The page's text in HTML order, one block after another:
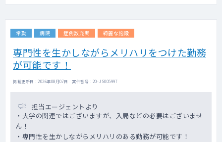
救急指定はございませんが、かかりつけ患者
常勤 病院 症例数充実 綺麗な施設
専門性を生かしながらメリハリをつけた勤務
が可能です！
掲載更新日 : 2026年08月07日 案件番号 : 20-JS005997
担当エージェントより
・大学の関連ではございますが、入局などの必要はございませ
ん！
・専門性を生かしながらメリハリのある勤務が可能です！